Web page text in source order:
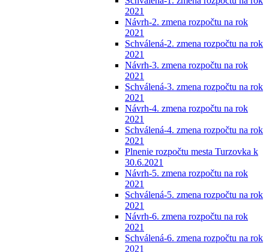
2021
Návrh-2. zmena rozpočtu na rok
2021
Schválená-2. zmena rozpočtu na rok
2021
Návrh-3. zmena rozpočtu na rok
2021
Schválená-3. zmena rozpočtu na rok
2021
Návrh-4. zmena rozpočtu na rok
2021
Schválená-4. zmena rozpočtu na rok
2021
Plnenie rozpočtu mesta Turzovka k
30.6.2021
Návrh-5. zmena rozpočtu na rok
2021
Schválená-5. zmena rozpočtu na rok
2021
Návrh-6. zmena rozpočtu na rok
2021
Schválená-6. zmena rozpočtu na rok
2021